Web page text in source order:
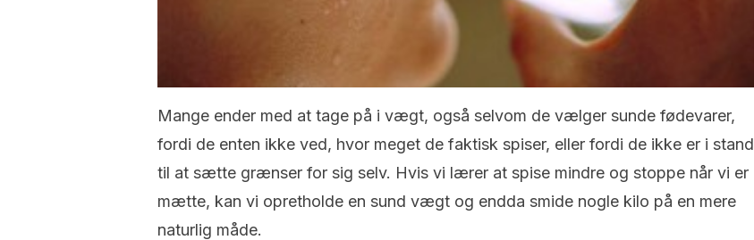
Mange ender med at tage på i vægt, også selvom de vælger sunde fødevarer,
fordi de enten ikke ved, hvor meget de faktisk spiser, eller fordi de ikke er i stand
til at sætte grænser for sig selv. Hvis vi lærer at spise mindre og stoppe når vi er
mætte, kan vi opretholde en sund vægt og endda smide nogle kilo på en mere
naturlig måde.